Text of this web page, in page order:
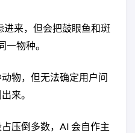
进来，但会把鼓眼鱼和斑
物种。
物，但无法确定用户问
来。
压倒多数，AI 会自作主